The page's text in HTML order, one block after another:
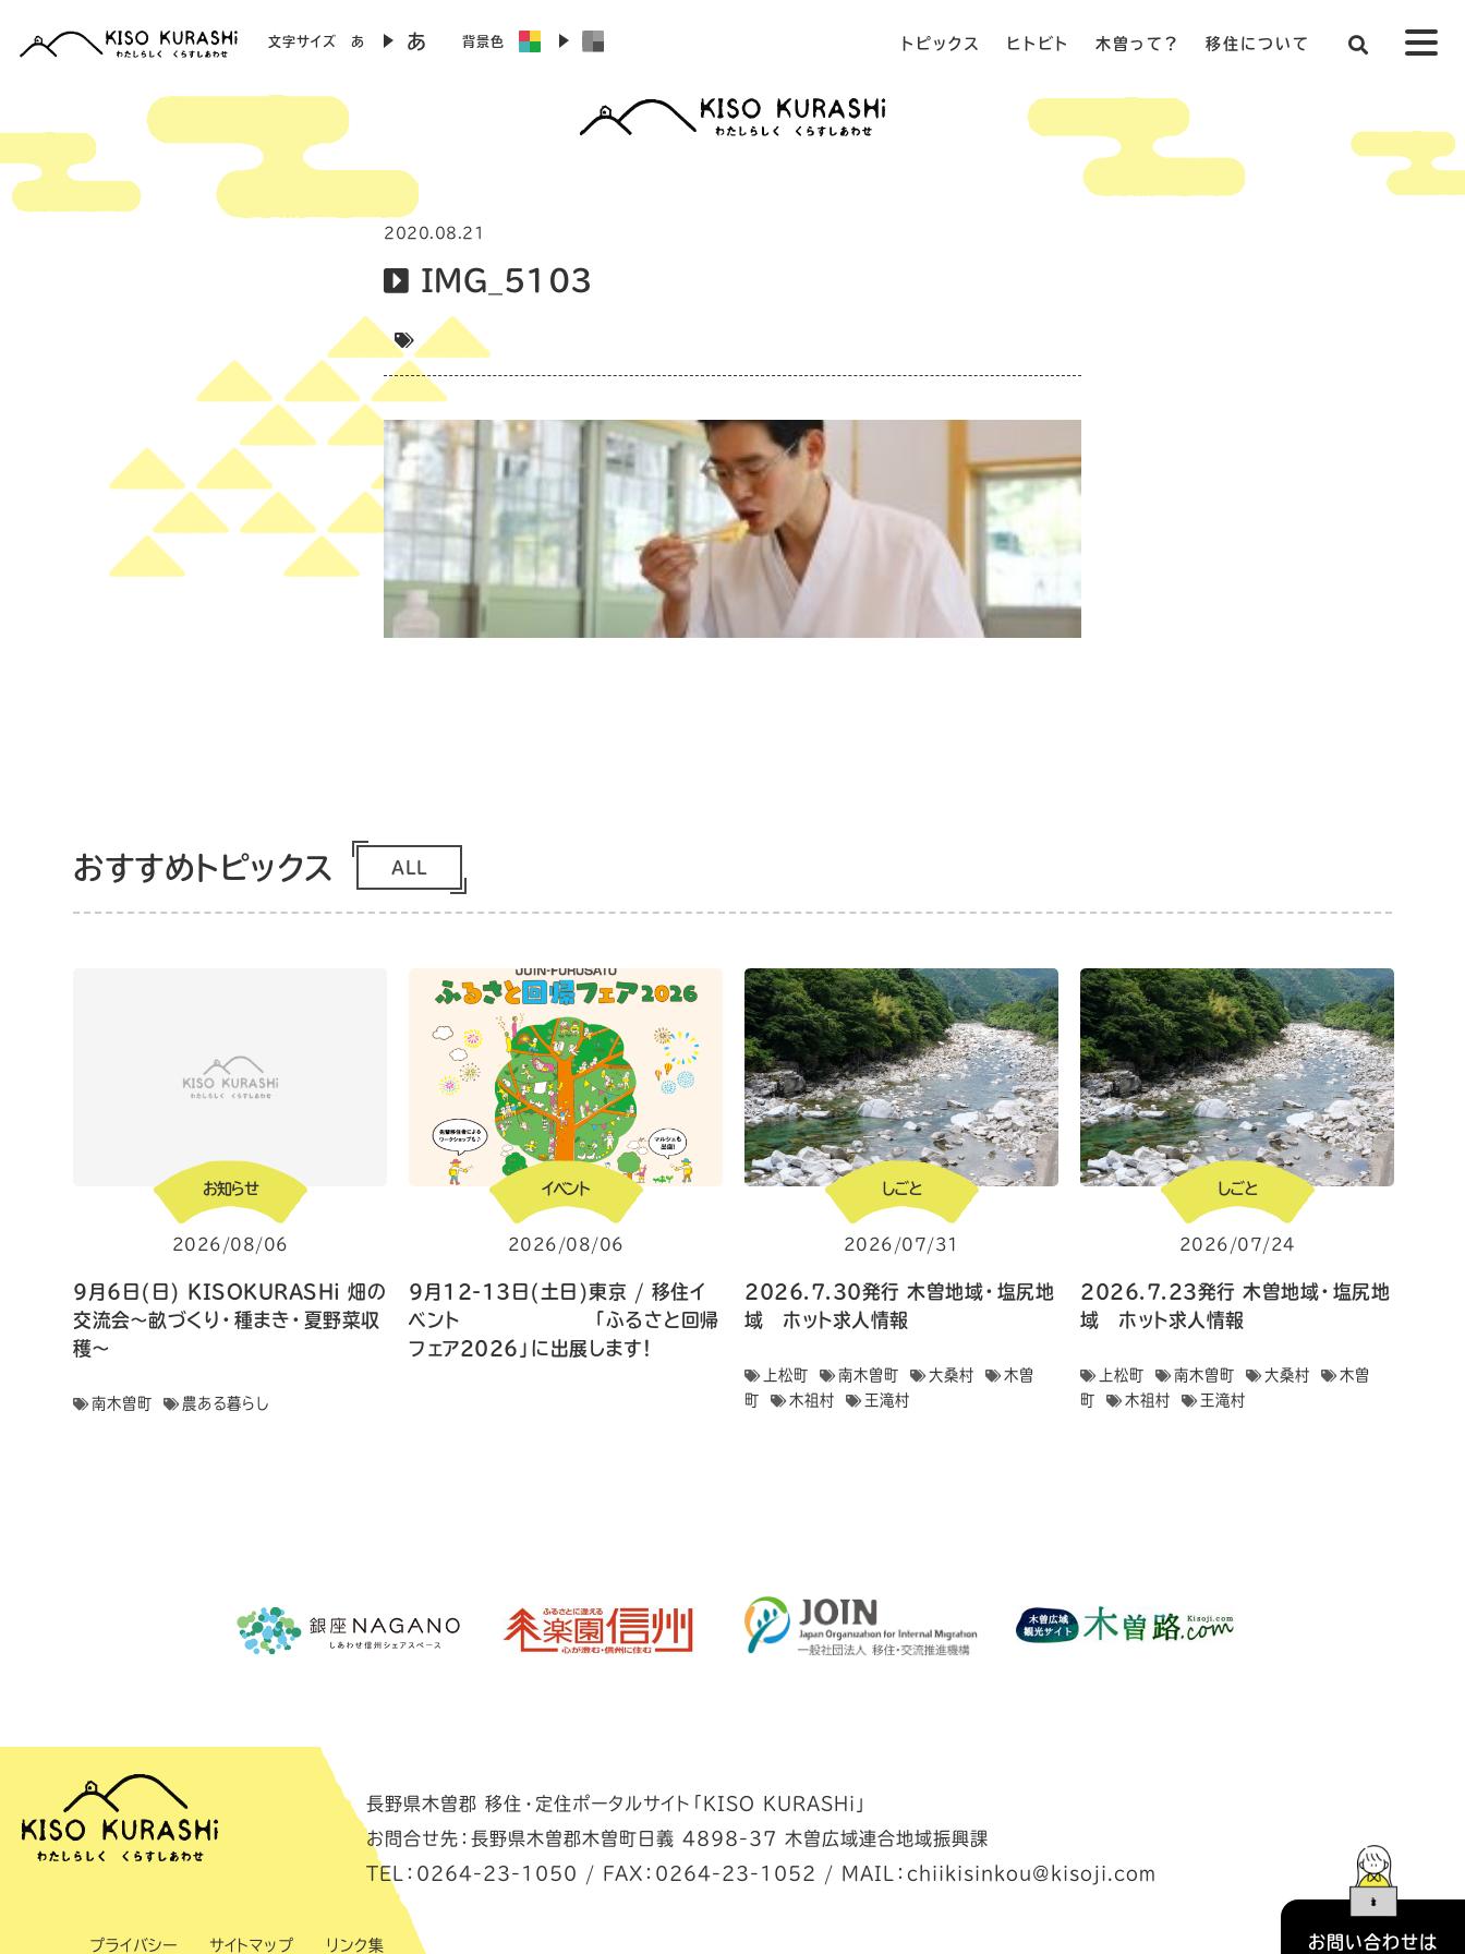
文字サイズ あ あ 背景色 トピックス ヒトビト 木曽って？ 移住について
2020.08.21
IMG_5103
おすすめトピックス ALL
お知らせ
2026/08/06
9月6日(日) KISOKURASHi 畑の
交流会〜畝づくり・種まき・夏野菜収
穫〜
南木曽町 農ある暮らし
イベント
2026/08/06
9月12-13日(土日)東京 / 移住イ
ベント 「ふるさと回帰
フェア2026」に出展します！
しごと
2026/07/31
2026.7.30発行 木曽地域・塩尻地
域 ホット求人情報
上松町 南木曽町 大桑村
木曽
町
木祖村 王滝村
しごと
2026/07/24
2026.7.23発行 木曽地域・塩尻地
域 ホット求人情報
上松町 南木曽町 大桑村
木曽
町
木祖村 王滝村
お問い合わせは
長野県木曽郡 移住・定住ポータルサイト「KISO KURASHi」
お問合せ先：長野県木曽郡木曽町日義 4898-37 木曽広域連合地域振興課
TEL：0264-23-1050
/ FAX：0264-23-1052 / MAIL：chiikisinkou@kisoji.com
プライバシー サイトマップ リンク集